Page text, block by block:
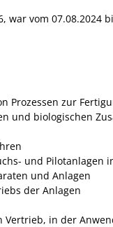
, war vom 07.08.2024
Prozessen zur
und biologischen
und Pilotanlagen
und Anlagen
der Anlagen
Vertrieb, in der